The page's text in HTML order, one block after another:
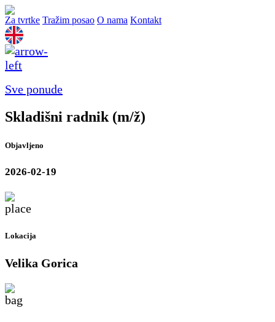
Za tvrtke Tražim posao O nama Kontakt
Sve ponude
Skladišni radnik (m/ž)
Objavljeno
2026-02-19
Lokacija
Velika Gorica